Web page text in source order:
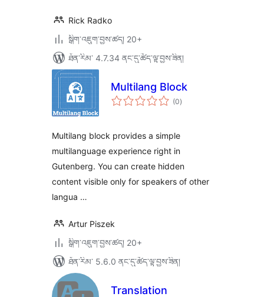
Rick Radko
སྒྲིག་འཇུག་བྱས་ཚད། 20+
ཐོན་རིམ་ 4.7.34 ནང་དུ་ཚོད་ལྟ་བྱས་ཟིན།
Multilang Block
(0གདེང་
འཇོག་
)
Multilang block provides a simple
multilanguage experience right in
Gutenberg. You can create hidden
content visible only for speakers of other
langua …
Artur Piszek
སྒྲིག་འཇུག་བྱས་ཚད། 20+
ཐོན་རིམ་ 5.6.0 ནང་དུ་ཚོད་ལྟ་བྱས་ཟིན།
Translation